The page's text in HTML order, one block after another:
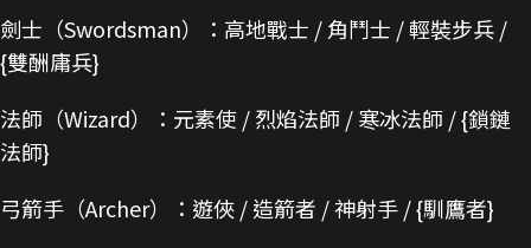
劍士（Swordsman）：高地戰士 / 角鬥士 / 輕裝步兵 /
{雙酬庸兵}
法師（Wizard）：元素使 / 烈焰法師 / 寒冰法師 / {鎖鏈
法師}
弓箭手（Archer）：遊俠 / 造箭者 / 神射手 / {馴鷹者}